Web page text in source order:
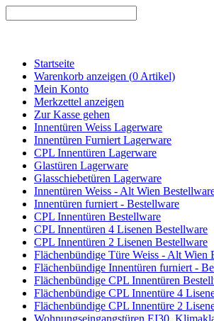
Startseite
Warenkorb anzeigen (0 Artikel)
Mein Konto
Merkzettel anzeigen
Zur Kasse gehen
Innentüren Weiss Lagerware
Innentüren Furniert Lagerware
CPL Innentüren Lagerware
Glastüren Lagerware
Glasschiebetüren Lagerware
Innentüren Weiss - Alt Wien
Innentüren furniert - Bestellware
CPL Innentüren Bestellware
CPL Innentüren 4 Lisenen Bestellware
CPL Innentüren 2 Lisenen Bestellware
Flächenbündige Türe Weiss - Alt Wien
Flächenbündige Innentüren furniert -
Flächenbündige CPL Innentüren
Flächenbündige CPL Innentüre 4
Flächenbündige CPL Innentüre 2
Wohnungseingangstüren EI30,